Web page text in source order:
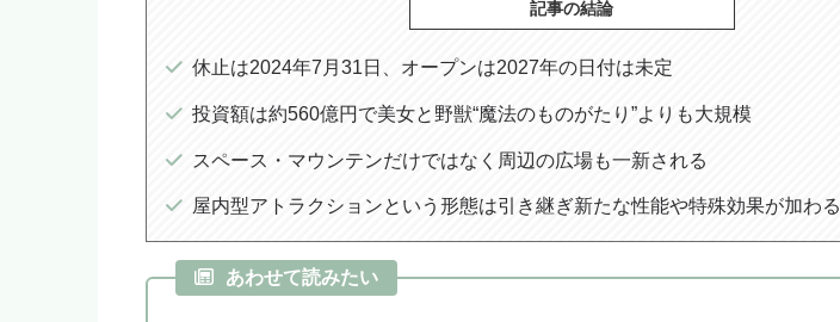
記事の結論
休止は2024年7月31日、オープンは2027年の日付は未定
投資額は約560億円で美女と野獣“魔法のものがたり”よりも大規模
スペース・マウンテンだけではなく周辺の広場も一新される
屋内型アトラクションという形態は引き継ぎ新たな性能や特殊効果が加わる
あわせて読みたい